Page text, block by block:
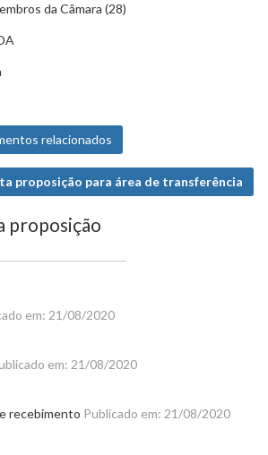
da Câmara (28)
relacionados
proposição para área de transferência
proposição
em: 21/08/2020
em: 21/08/2020
recebimento Publicado em: 21/08/2020